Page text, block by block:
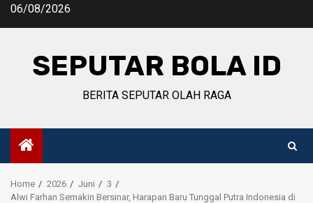
Skip06/08/2026
SEPUTAR BOLA ID
BERITA SEPUTAR OLAH RAGA
Home 2026 Juni
3
Alwi Farhan Semakin Bersinar, Harapan Baru Tunggal Putra Indonesia di